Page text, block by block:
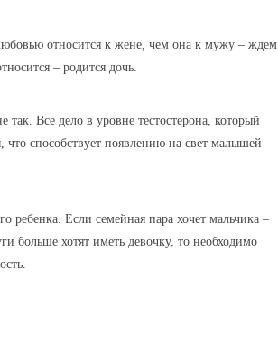
относится к жене, чем она к мужу – ждем
– родится дочь.
Все дело в уровне тестостерона, который
способствует появлению на свет малышей
ребенка. Если семейная пара хочет мальчика –
больше хотят иметь девочку, то необходимо